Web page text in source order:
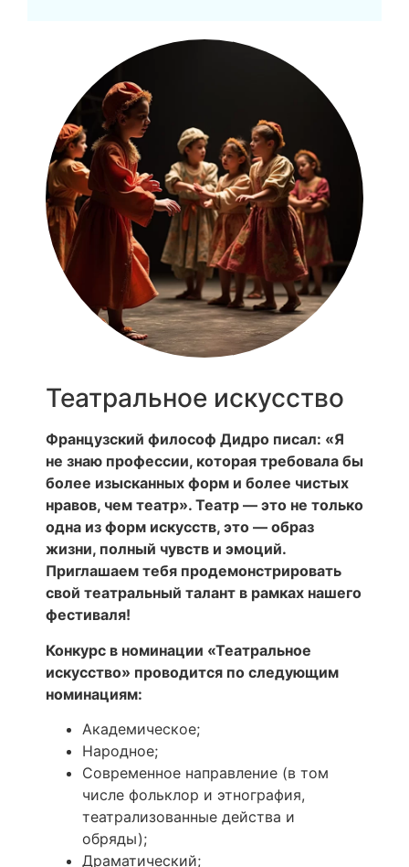
Театральное искусство
Французский философ Дидро писал: «Я
не знаю профессии, которая требовала бы
более изысканных форм и более чистых
нравов, чем театр». Театр — это не только
одна из форм искусств, это — образ
жизни, полный чувств и эмоций.
Приглашаем тебя продемонстрировать
свой театральный талант в рамках нашего
фестиваля!
Конкурс в номинации «Театральное
искусство» проводится по следующим
номинациям:
Академическое;
Народное;
Современное направление (в том
числе фольклор и этнография,
театрализованные действа и
обряды);
Драматический;